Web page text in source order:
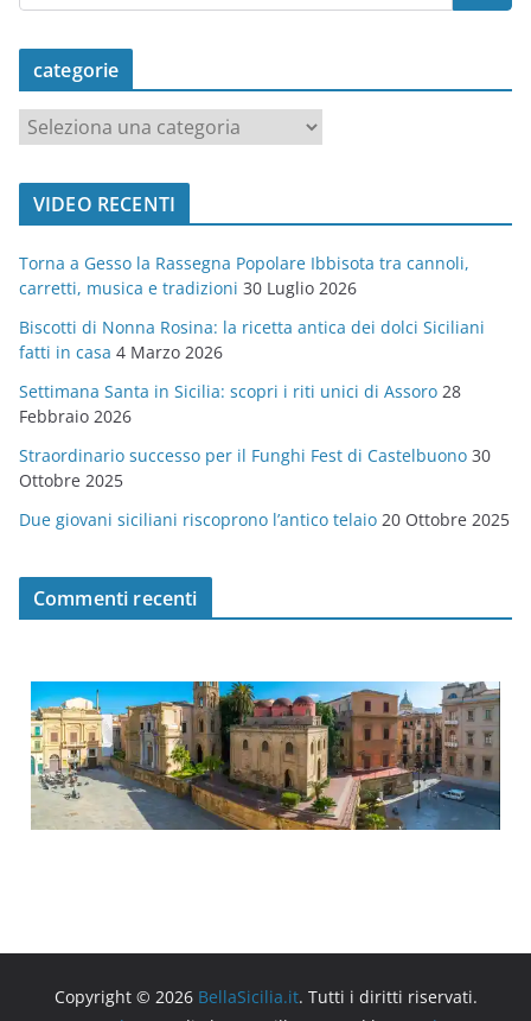
categorie
a
t
o
r
i
e
VIDEO RECENTI
Torna a Gesso la Rassegna Popolare Ibbisota tra cannoli,
carretti, musica e tradizioni 30 Luglio 2026
Biscotti di Nonna Rosina: la ricetta antica dei dolci Siciliani
fatti in casa 4 Marzo 2026
Settimana Santa in Sicilia: scopri i riti unici di Assoro 28
Febbraio 2026
Straordinario successo per il Funghi Fest di Castelbuono 30
Ottobre 2025
Due giovani siciliani riscoprono l’antico telaio 20 Ottobre 2025
Commenti recenti
Copyright © 2026 BellaSicilia.it. Tutti i diritti riservati.